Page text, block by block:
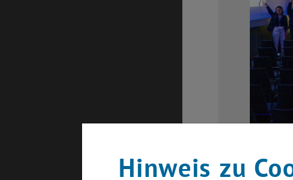
Hinweis zu